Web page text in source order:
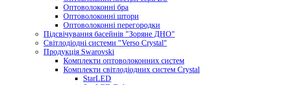
Оптоволоконні бра
Оптоволоконні штори
Оптоволоконні перегородки
Підсвічування басейнів "Зоряне ДНО"
Світлодіодні системи "Verso Crystal"
Продукція Swarovski
Комплекти оптоволоконних систем
Комплекти світлодіодних систем Crystal
StarLED